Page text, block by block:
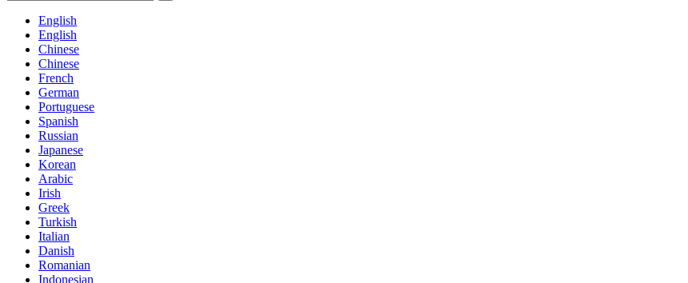
English
English
Chinese
Chinese
French
German
Portuguese
Spanish
Russian
Japanese
Korean
Arabic
Irish
Greek
Turkish
Italian
Danish
Romanian
Indonesian